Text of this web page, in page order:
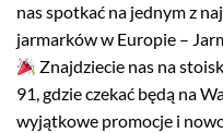
nas spotkać na jednym z
jarmarków w Europie –
Znajdziecie nas na
91, gdzie czekać będą na
wyjątkowe promocje i